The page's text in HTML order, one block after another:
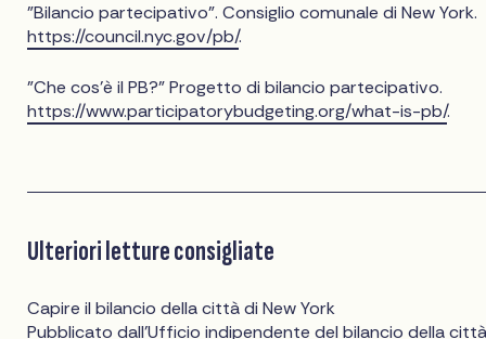
"Bilancio partecipativo". Consiglio comunale di New York.
https://council.nyc.gov/pb/.
"Che cos'è il PB?" Progetto di bilancio partecipativo.
https://www.participatorybudgeting.org/what-is-pb/.
Ulteriori letture consigliate
Capire il bilancio della città di New York
Pubblicato dall'Ufficio indipendente del bilancio della